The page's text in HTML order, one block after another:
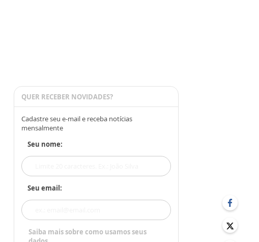
QUER RECEBER NOVIDADES?
Cadastre seu e-mail e receba notícias
mensalmente
Seu nome:
Seu email:
Saiba mais sobre como usamos seus